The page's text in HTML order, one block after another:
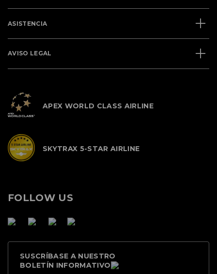
ASISTENCIA
AVISO LEGAL
APEX WORLD CLASS AIRLINE
SKYTRAX 5-STAR AIRLINE
FOLLOW US
SUSCRÍBASE A NUESTRO
BOLETÍN INFORMATIVO